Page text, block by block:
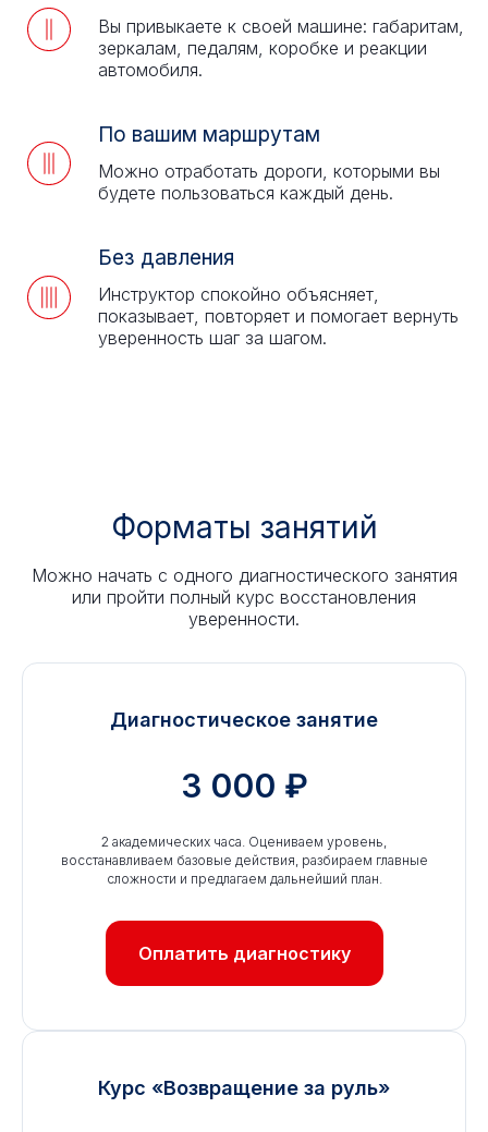
Вы привыкаете к своей машине: габаритам,
зеркалам, педалям, коробке и реакции
автомобиля.
По вашим маршрутам
Можно отработать дороги, которыми вы
будете пользоваться каждый день.
Без давления
Инструктор спокойно объясняет,
показывает, повторяет и помогает вернуть
уверенность шаг за шагом.
Форматы занятий
Можно начать с одного диагностического занятия
или пройти полный курс восстановления
уверенности.
Диагностическое занятие
3 000 ₽
2 академических часа. Оцениваем уровень,
восстанавливаем базовые действия, разбираем главные
сложности и предлагаем дальнейший план.
Оплатить диагностику
Курс «Возвращение за руль»